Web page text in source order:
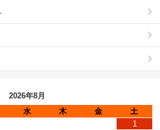
2026年8月
水 木 金
土
1